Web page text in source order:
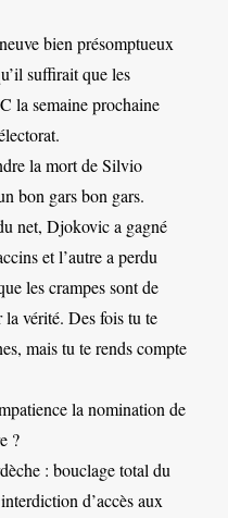
bien présomptueux
suffirait que les
la semaine prochaine
la mort de Silvio
bon gars bon gars.
net, Djokovic a gagné
et l’autre a perdu
les crampes sont de
la vérité. Des fois tu te
mais tu te rends compte
la nomination de
?
: bouclage total du
d’accès aux